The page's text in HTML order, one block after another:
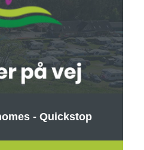
- Quickstop